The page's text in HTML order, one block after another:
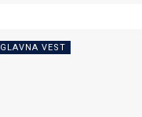
GLAVNA VEST